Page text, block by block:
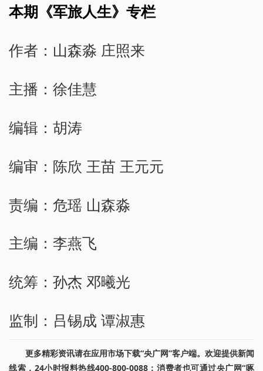
本期《军旅人生》专栏
作者：山森淼 庄照来
主播：徐佳慧
编辑：胡涛
编审：陈欣 王苗 王元元
责编：危瑶 山森淼
主编：李燕飞
统筹：孙杰 邓曦光
监制：吕锡成 谭淑惠
更多精彩资讯请在应用市场下载“央广网”客户端。欢迎提供新闻
线索，24小时报料热线400-800-0088；消费者也可通过央广网“啄